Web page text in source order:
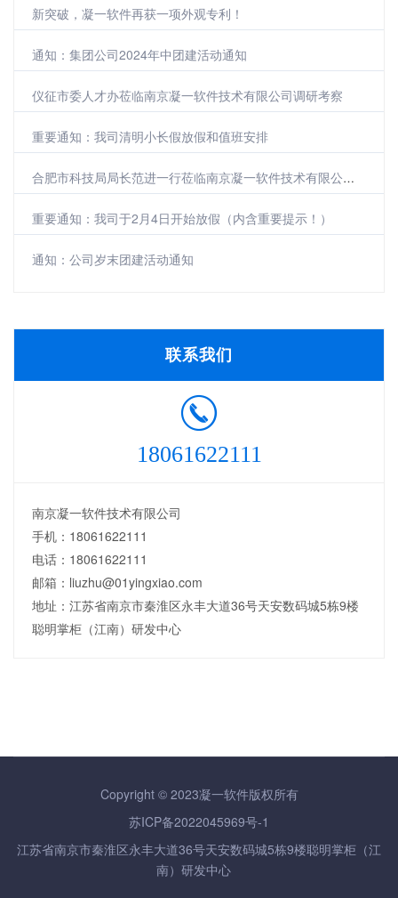
新突破，凝一软件再获一项外观专利！
通知：集团公司2024年中团建活动通知
仪征市委人才办莅临南京凝一软件技术有限公司调研考察
重要通知：我司清明小长假放假和值班安排
合肥市科技局局长范进一行莅临南京凝一软件技术有限公司参观调研
重要通知：我司于2月4日开始放假（内含重要提示！）
通知：公司岁末团建活动通知
联系我们
18061622111
南京凝一软件技术有限公司
手机：18061622111
电话：18061622111
邮箱：liuzhu@01yingxiao.com
地址：江苏省南京市秦淮区永丰大道36号天安数码城5栋9楼
聪明掌柜（江南）研发中心
Copyright © 2023凝一软件版权所有
苏ICP备2022045969号-1
江苏省南京市秦淮区永丰大道36号天安数码城5栋9楼聪明掌柜（江
南）研发中心